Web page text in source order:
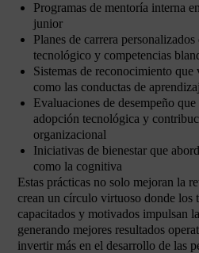
Programas de mentoría interna
junior
Planes de carrera
tecnológico y competencias
Sistemas de reconocimiento
como las conductas de
Evaluaciones de desempeño
adopción tecnológica y
organizacional
Iniciativas de bienestar que
como la cognitiva
Estas prácticas no solo mejoran la
crean un círculo virtuoso donde los
capacitados y motivados impulsan
generando mejores resultados
invertir más en el desarrollo de las